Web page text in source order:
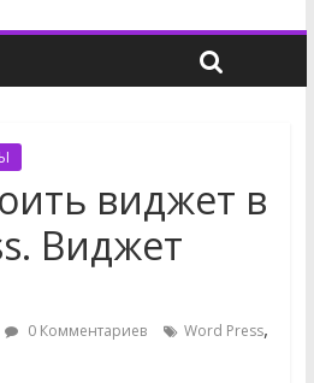
виджет в
Виджет
0 Комментариев Word Press,